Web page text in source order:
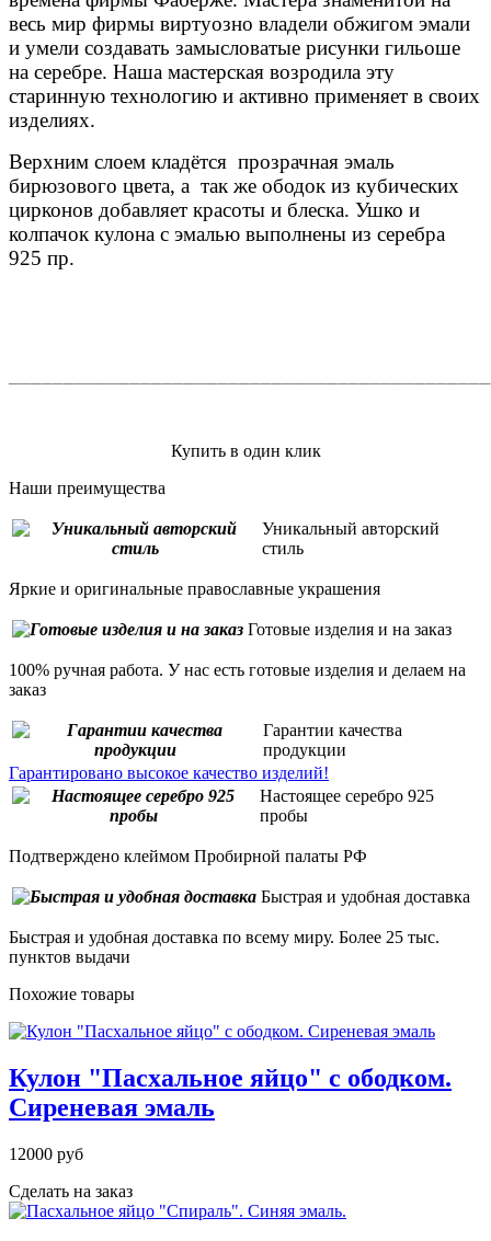
весь мир фирмы виртуозно владели обжигом эмали
и умели создавать замысловатые рисунки гильоше
на серебре. Наша мастерская возродила эту
старинную технологию и активно применяет в своих
изделиях.
Верхним слоем кладётся прозрачная эмаль
бирюзового цвета, а так же ободок из кубических
цирконов добавляет красоты и блеска. Ушко и
колпачок кулона с эмалью выполнены из серебра
925 пр.
Купить в один клик
Наши преимущества
Уникальный авторский
стиль
Яркие и оригинальные православные украшения
Готовые изделия и на заказ
100% ручная работа. У нас есть готовые изделия и делаем на
заказ
Гарантии качества
продукции
Гарантировано высокое качество изделий!
Настоящее серебро 925
пробы
Подтверждено клеймом Пробирной палаты РФ
Быстрая и удобная доставка
Быстрая и удобная доставка по всему миру. Более 25 тыс.
пунктов выдачи
Похожие товары
Кулон "Пасхальное яйцо" с ободком.
Сиреневая эмаль
12000 руб
Сделать на заказ